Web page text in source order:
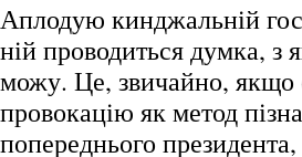
Аплодую кинджальній
ній проводиться думка, з
можу. Це, звичайно, якщо
провокацію як метод
попереднього